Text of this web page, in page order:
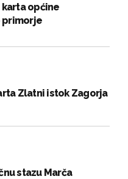
općine
primorje
Zlatni istok Zagorja
stazu Marča